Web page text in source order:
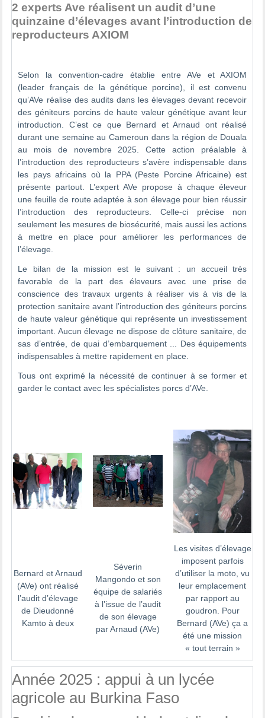
2 experts Ave réalisent un audit d’une
quinzaine d’élevages avant l’introduction de
reproducteurs AXIOM
Selon la convention-cadre établie entre AVe et AXIOM
(leader français de la génétique porcine), il est convenu
qu’AVe réalise des audits dans les élevages devant recevoir
des géniteurs porcins de haute valeur génétique avant leur
introduction. C’est ce que Bernard et Arnaud ont réalisé
durant une semaine au Cameroun dans la région de Douala
au mois de novembre 2025. Cette action préalable à
l’introduction des reproducteurs s’avère indispensable dans
les pays africains où la PPA (Peste Porcine Africaine) est
présente partout. L’expert AVe propose à chaque éleveur
une feuille de route adaptée à son élevage pour bien réussir
l’introduction des reproducteurs. Celle-ci précise non
seulement les mesures de biosécurité, mais aussi les actions
à mettre en place pour améliorer les performances de
l’élevage.
Le bilan de la mission est le suivant : un accueil très
favorable de la part des éleveurs avec une prise de
conscience des travaux urgents à réaliser vis à vis de la
protection sanitaire avant l’introduction des géniteurs porcins
de haute valeur génétique qui représente un investissement
important. Aucun élevage ne dispose de clôture sanitaire, de
sas d’entrée, de quai d’embarquement ... Des équipements
indispensables à mettre rapidement en place.
Tous ont exprimé la nécessité de continuer à se former et
garder le contact avec les spécialistes porcs d’AVe.
Bernard et Arnaud
(AVe) ont réalisé
l’audit d’élevage
de Dieudonné
Kamto à deux
Séverin
Mangondo et son
équipe de salariés
à l’issue de l’audit
de son élevage
par Arnaud (AVe)
Les visites d’élevage
imposent parfois
d’utiliser la moto, vu
leur emplacement
par rapport au
goudron. Pour
Bernard (AVe) ça a
été une mission
« tout terrain »
Année 2025 : appui à un lycée
agricole au Burkina Faso